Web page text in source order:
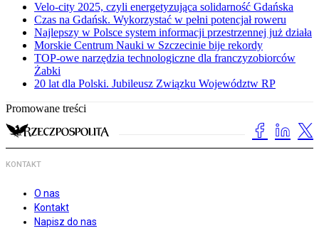
Velo-city 2025, czyli energetyzująca solidarność Gdańska
Czas na Gdańsk. Wykorzystać w pełni potencjał roweru
Najlepszy w Polsce system informacji przestrzennej już działa
Morskie Centrum Nauki w Szczecinie bije rekordy
TOP-owe narzędzia technologiczne dla franczyzobiorców
Żabki
20 lat dla Polski. Jubileusz Związku Województw RP
Promowane treści
KONTAKT
O nas
Kontakt
Napisz do nas